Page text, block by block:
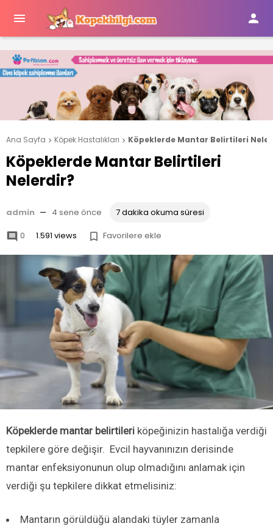
 
Ana Sayfa  Köpek Hastalıkları  Köpeklerde Mantar Belirtileri
Köpeklerde Mantar Belirtileri
Nelerdir?
admin — 4 sene önce 7 dakika okuma süresi
 0 1.591 views  Favorilere ekle
Köpeklerde mantar belirtileri köpeğinizin hastalığa verdiği
tepkilere göre değişir. Evcil hayvanınızın derisinde
mantar enfeksiyonunun olup olmadığını anlamak için
verdiği şu tepkilere dikkat etmelisiniz:
Mantarın görüldüğü alandaki tüyler zamanla